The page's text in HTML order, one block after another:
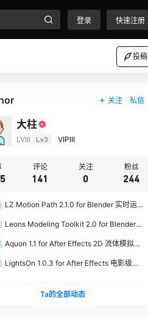
登录 快速注册
投稿
关注 私信
大柱
LVIII Lv3 VIPIII
评论
141
关注
0
粉丝
244
LZ Motion Path 2.1.0 for Blender 实时运
Leons Modeling Toolkit 2.0 for Blender
Aquon 1.1 for After Effects 2D 流体模拟插
LightsOn 1.0.3 for After Effects 电影级镜
Ta的全部动态